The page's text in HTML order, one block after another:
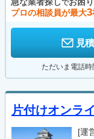
急な業者探しでお困
プロの相談員が最大3
見
ただいま電話
片付けオンラ
[運